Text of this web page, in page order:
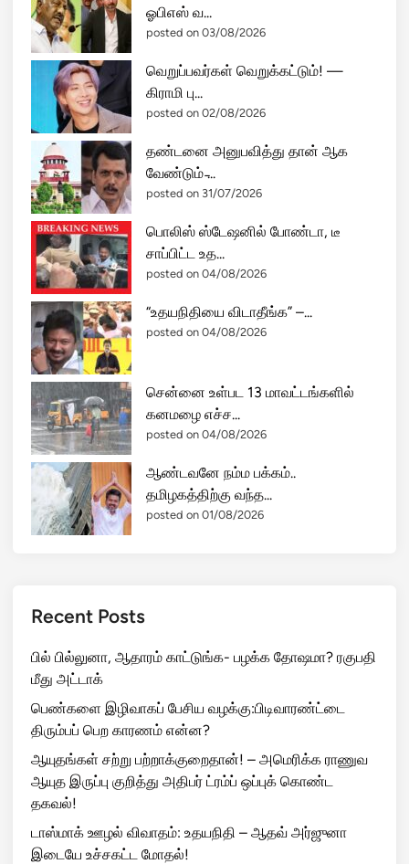
ஓபிஎஸ் வ...
posted on 03/08/2026
வெறுப்பவர்கள் வெறுக்கட்டும்! —
கிராமி பு...
posted on 02/08/2026
தண்டனை அனுபவித்து தான் ஆக
வேண்டும் ̵...
posted on 31/07/2026
பொலிஸ் ஸ்டேஷனில் போண்டா, டீ
சாப்பிட்ட உத...
posted on 04/08/2026
“உதயநிதியை விடாதீங்க” –...
posted on 04/08/2026
சென்னை உள்பட 13 மாவட்டங்களில்
கனமழை எச்ச...
posted on 04/08/2026
ஆண்டவனே நம்ம பக்கம்..
தமிழகத்திற்கு வந்த...
posted on 01/08/2026
Recent Posts
பில் பில்லுனா, ஆதாரம் காட்டுங்க- பழக்க தோஷமா? ரகுபதி
மீது அட்டாக்
பெண்களை இழிவாகப் பேசிய வழக்கு:பிடிவாரண்ட்டை
திரும்பப் பெற காரணம் என்ன?
ஆயுதங்கள் சற்று பற்றாக்குறைதான்! – அமெரிக்க ராணுவ
ஆயுத இருப்பு குறித்து அதிபர் ட்ரம்ப் ஒப்புக் கொண்ட
தகவல்!
டாஸ்மாக் ஊழல் விவாதம்: உதயநிதி – ஆதவ் அர்ஜுனா
இடையே உச்சகட்ட மோதல்!